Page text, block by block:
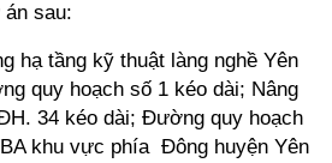
sau:
hạ tầng kỹ thuật làng nghề Yên
quy hoạch số 1 kéo dài; Nâng
34 kéo dài; Đường quy hoạch
khu vực phía Đông huyện Yên